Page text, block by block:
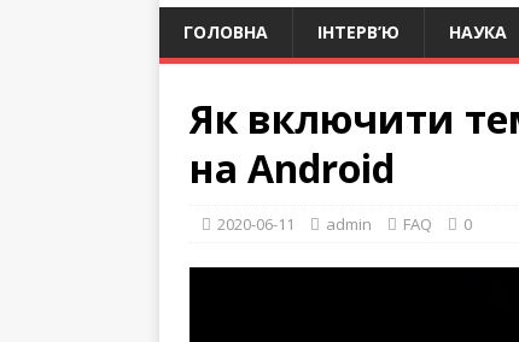
ГОЛОВНА ІНТЕРВ’Ю НАУКА
Як включити
на Android
2020-06-11 admin FAQ 0